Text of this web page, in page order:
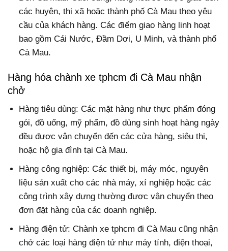
các huyện, thị xã hoặc thành phố Cà Mau theo yêu
cầu của khách hàng. Các điểm giao hàng linh hoạt
bao gồm Cái Nước, Đầm Dơi, U Minh, và thành phố
Cà Mau.
Hàng hóa chành xe tphcm đi Cà Mau nhận
chở
Hàng tiêu dùng: Các mặt hàng như thực phẩm đóng
gói, đồ uống, mỹ phẩm, đồ dùng sinh hoạt hàng ngày
đều được vận chuyển đến các cửa hàng, siêu thị,
hoặc hộ gia đình tại Cà Mau.
Hàng công nghiệp: Các thiết bị, máy móc, nguyên
liệu sản xuất cho các nhà máy, xí nghiệp hoặc các
công trình xây dựng thường được vận chuyển theo
đơn đặt hàng của các doanh nghiệp.
Hàng điện tử: Chành xe tphcm đi Cà Mau cũng nhận
chở các loại hàng điện tử như máy tính, điện thoại,